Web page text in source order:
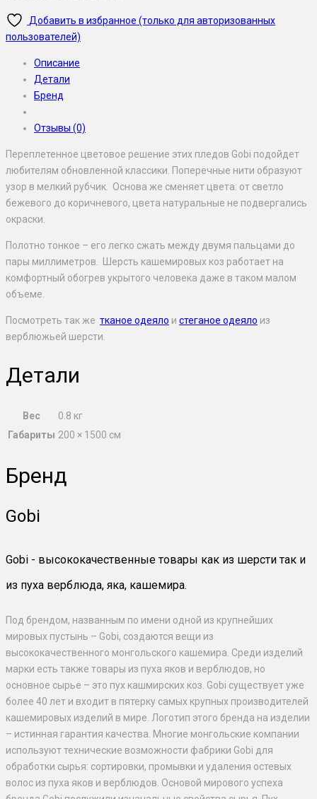
Добавить в избранное (только для авторизованных
пользователей)
Описание
Детали
Бренд
Отзывы (0)
Переплетенное цветовое решение этих пледов Gobi подойдет
любителям обновленной классики. Поперечные нити образуют
узор в мелкий рубчик. Основа же сменяет цвета: от светло
бежевого до коричневого, цвета натуральные не подвергались
окраски.
Полотно тонкое – его легко сжать между двумя пальцами до
пары миллиметров. Шерсть кашемировых коз работает на
комфортный обогрев укрытого человека даже в таком малом
объеме.
Посмотреть так же тканое одеяло и стеганое одеяло из
верблюжьей шерсти.
Детали
Вес
0.8 кг
Габариты 200 × 1500 см
Бренд
Gobi
Gobi - высококачественные товары как из шерсти так и
из пуха верблюда, яка, кашемира.
Под брендом, названным по имени одной из крупнейших
мировых пустынь – Gobi, создаются вещи из
высококачественного монгольского кашемира. Среди изделий
марки есть также товары из пуха яков и верблюдов, но
основное сырье – это пух кашмирских коз. Gobi существует уже
более 40 лет и входит в пятерку самых крупных производителей
кашемировых изделий в мире. Логотип этого бренда на изделии
– истинная гарантия качества. Многие монгольские компании
используют технические возможности фабрики Gobi для
обработки сырья: сортировки, промывки и удаления остевых
волос из пуха яков и верблюдов. Основой мирового успеха